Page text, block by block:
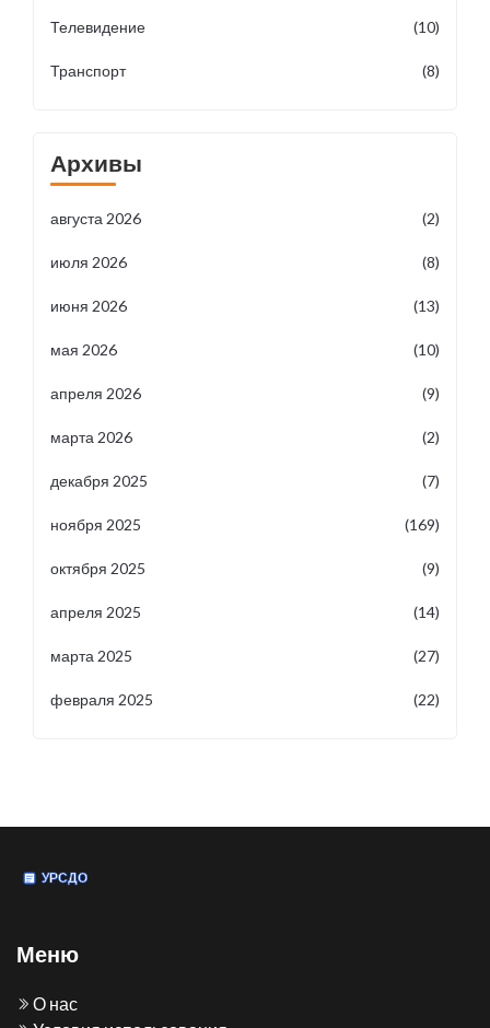
Телевидение (10)
Транспорт (8)
Архивы
августа 2026 (2)
июля 2026 (8)
июня 2026 (13)
мая 2026 (10)
апреля 2026 (9)
марта 2026 (2)
декабря 2025 (7)
ноября 2025 (169)
октября 2025 (9)
апреля 2025 (14)
марта 2025 (27)
февраля 2025 (22)
Меню
О нас